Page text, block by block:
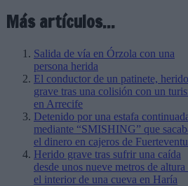
Más artículos...
Salida de vía en Órzola con una
persona herida
El conductor de un patinete, herido
grave tras una colisión con un
en Arrecife
Detenido por una estafa
mediante “SMISHING” que
el dinero en cajeros de
Herido grave tras sufrir una caída
desde unos nueve metros de altura
el interior de una cueva en Haría